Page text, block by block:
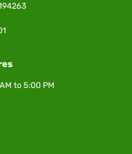
to 5:00 PM